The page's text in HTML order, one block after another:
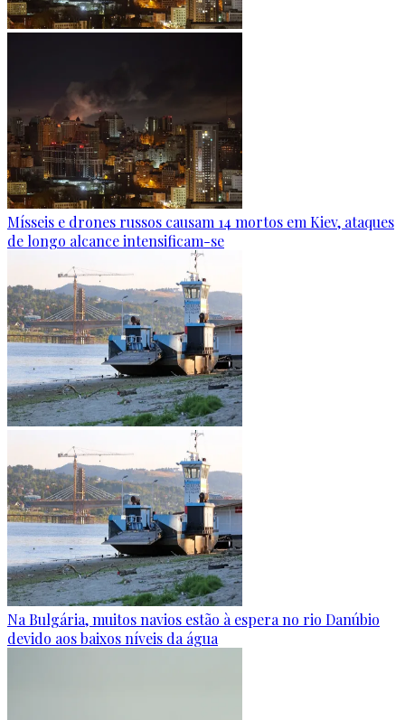
Mísseis e drones russos causam 14 mortos em Kiev, ataques
de longo alcance intensificam-se
Na Bulgária, muitos navios estão à espera no rio Danúbio
devido aos baixos níveis da água